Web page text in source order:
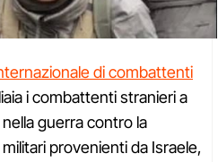
di combattenti
i combattenti stranieri a
guerra contro la
provenienti da Israele,